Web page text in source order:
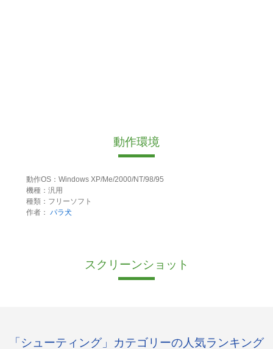
動作環境
動作OS：Windows XP/Me/2000/NT/98/95
機種：汎用
種類：フリーソフト
作者： パラ犬
スクリーンショット
「シューティング」カテゴリーの人気ランキング